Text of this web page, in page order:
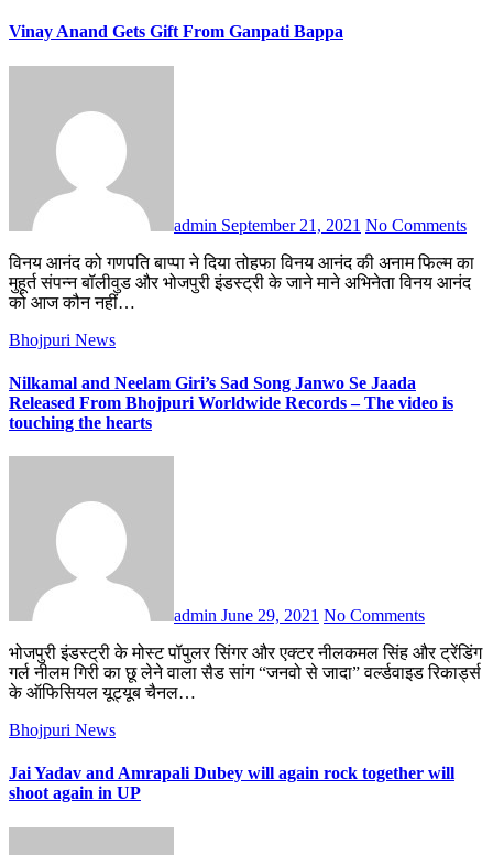
Vinay Anand Gets Gift From Ganpati Bappa
admin September 21, 2021 No Comments
विनय आनंद को गणपति बाप्पा ने दिया तोहफा विनय आनंद की अनाम फिल्म का
मुहूर्त संपन्न बॉलीवुड और भोजपुरी इंडस्ट्री के जाने माने अभिनेता विनय आनंद
को आज कौन नहीं…
Bhojpuri News
Nilkamal and Neelam Giri’s Sad Song Janwo Se Jaada
Released From Bhojpuri Worldwide Records – The video is
touching the hearts
admin June 29, 2021 No Comments
भोजपुरी इंडस्ट्री के मोस्ट पॉपुलर सिंगर और एक्टर नीलकमल सिंह और ट्रेंडिंग
गर्ल नीलम गिरी का छू लेने वाला सैड सांग “जनवो से जादा” वर्ल्डवाइड रिकार्ड्स
के ऑफिसियल यूट्यूब चैनल…
Bhojpuri News
Jai Yadav and Amrapali Dubey will again rock together will
shoot again in UP